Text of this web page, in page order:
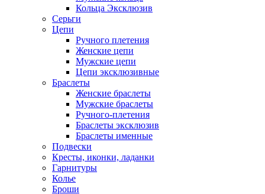
Кольца Эксклюзив
Серьги
Цепи
Ручного плетения
Женские цепи
Мужские цепи
Цепи эксклюзивные
Браслеты
Женские браслеты
Мужские браслеты
Ручного-плетения
Браслеты эксклюзив
Браслеты именные
Подвески
Кресты, иконки, ладанки
Гарнитуры
Колье
Броши